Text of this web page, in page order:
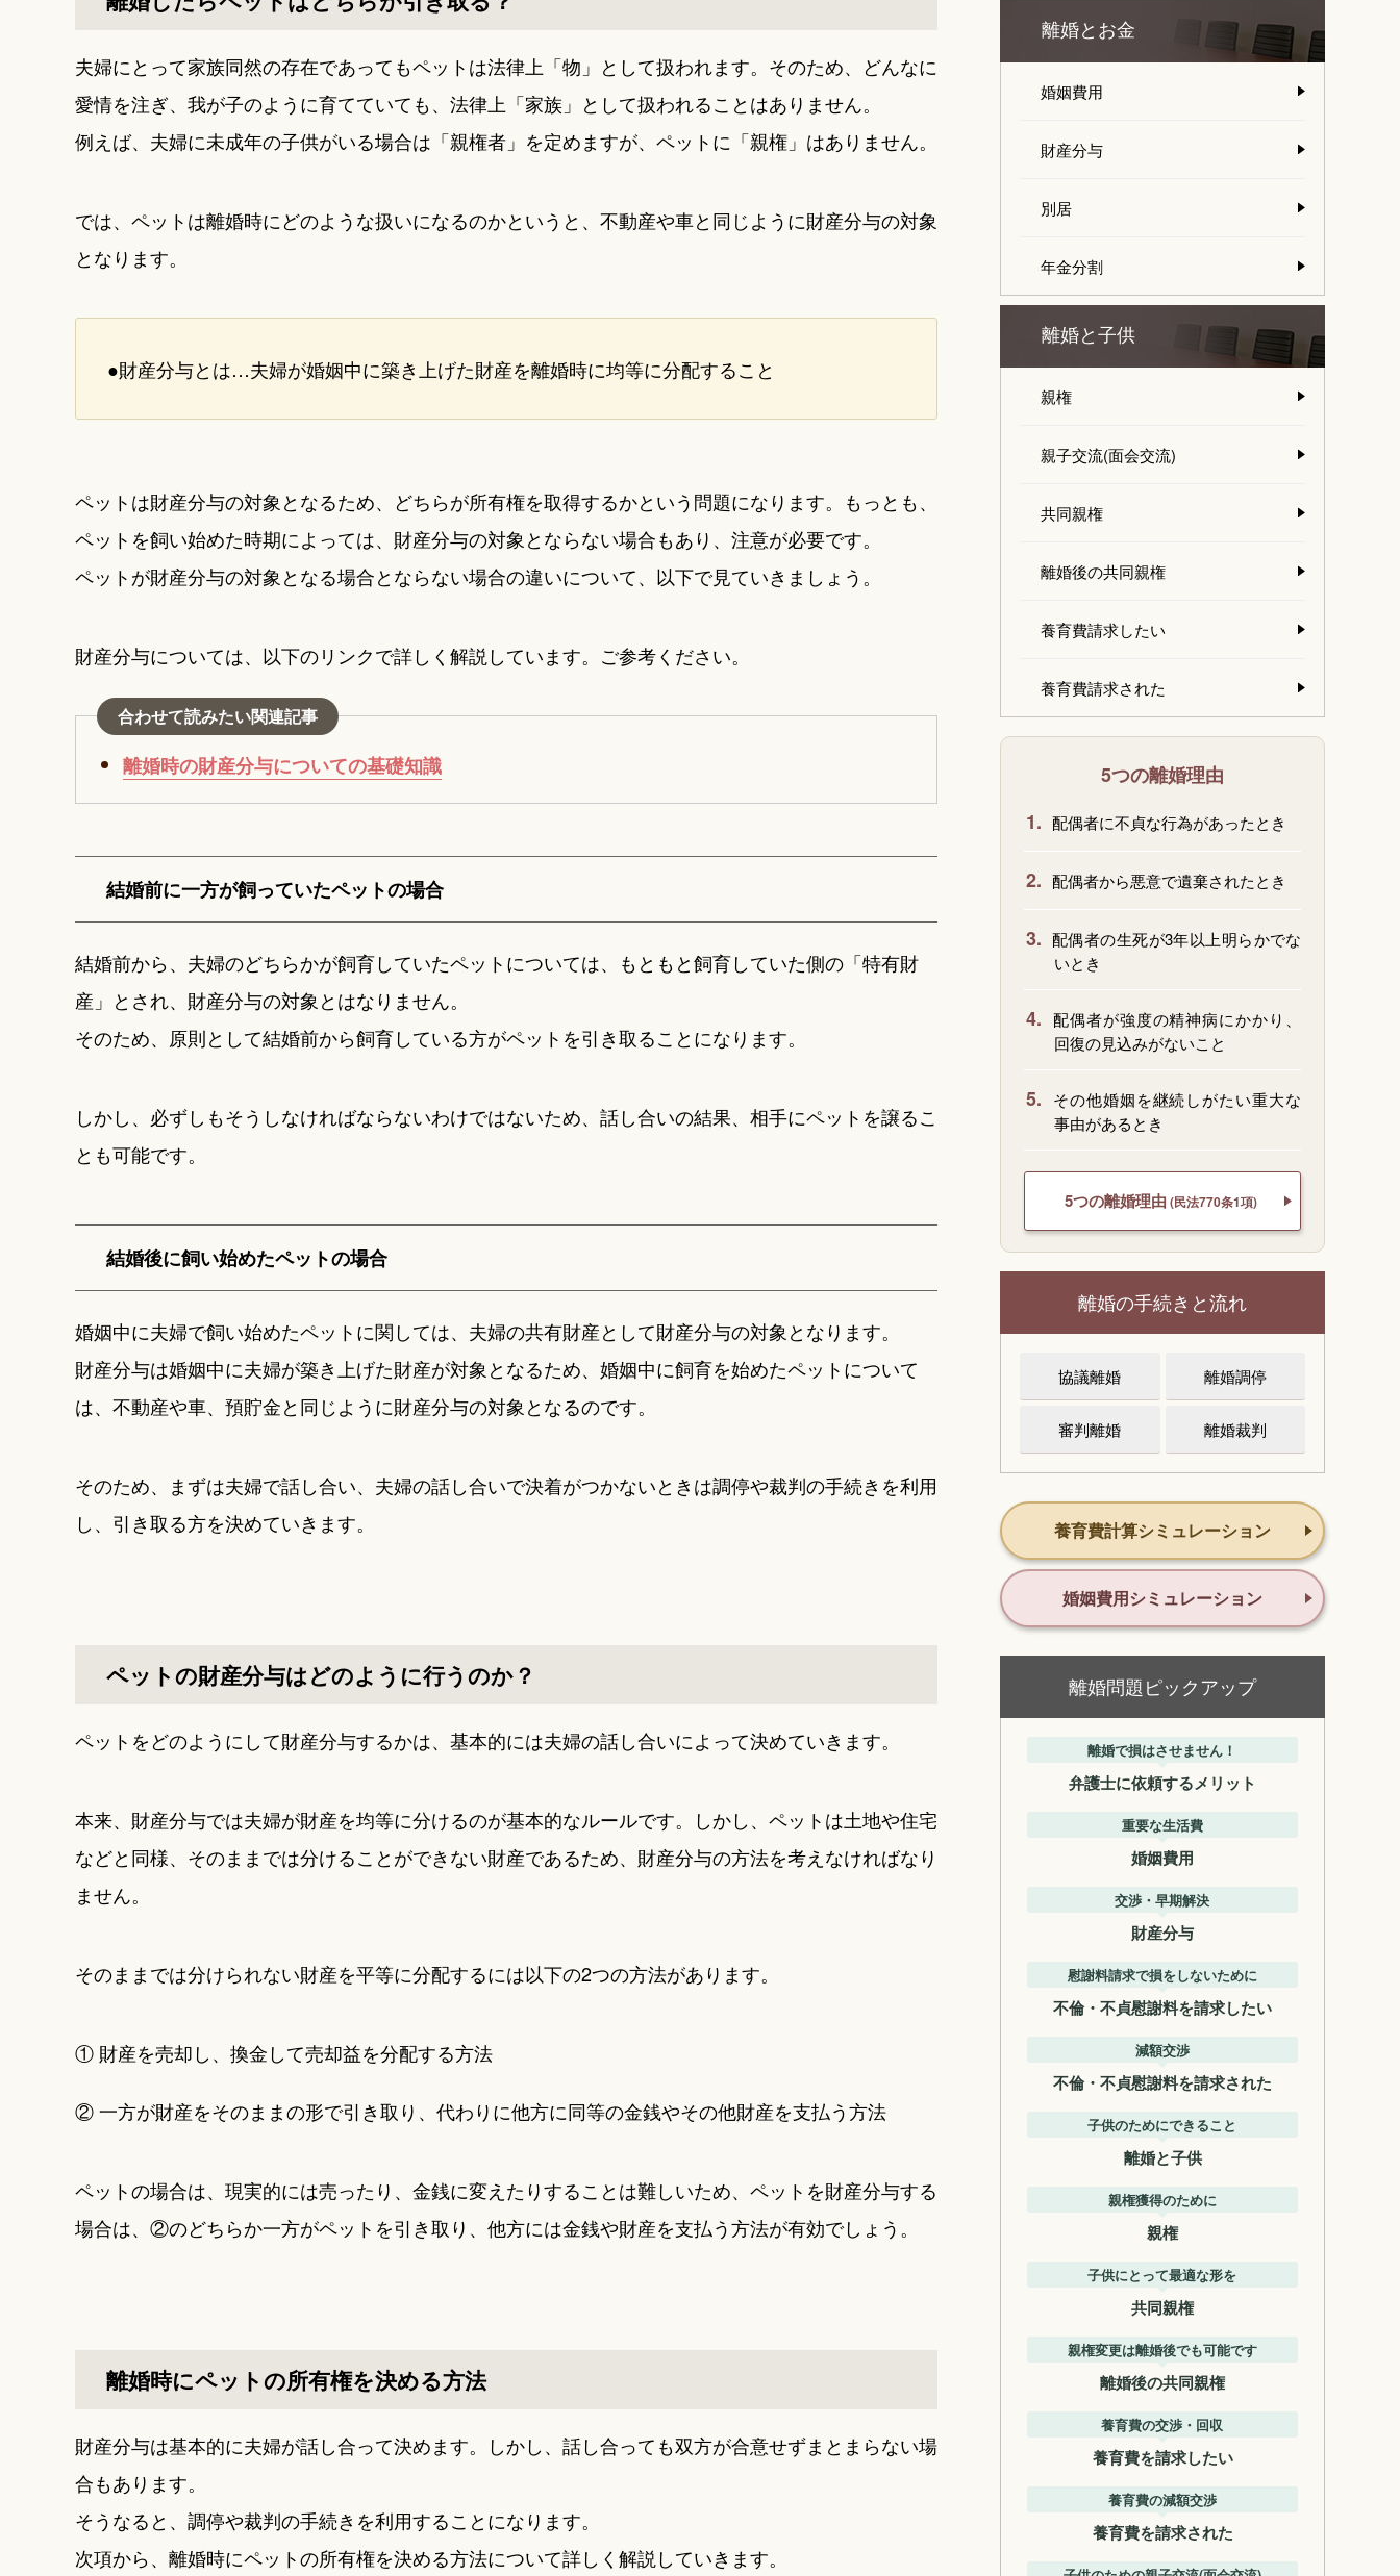
夫婦にとって家族同然の存在であってもペットは法律上「物」として扱われます。そのため、どんなに
愛情を注ぎ、我が子のように育てていても、法律上「家族」として扱われることはありません。
例えば、夫婦に未成年の子供がいる場合は「親権者」を定めますが、ペットに「親権」はありません。
では、ペットは離婚時にどのような扱いになるのかというと、不動産や車と同じように財産分与の対象
となります。
●財産分与とは…夫婦が婚姻中に築き上げた財産を離婚時に均等に分配すること
ペットは財産分与の対象となるため、どちらが所有権を取得するかという問題になります。もっとも、
ペットを飼い始めた時期によっては、財産分与の対象とならない場合もあり、注意が必要です。
ペットが財産分与の対象となる場合とならない場合の違いについて、以下で見ていきましょう。
財産分与については、以下のリンクで詳しく解説しています。ご参考ください。
合わせて読みたい関連記事
離婚時の財産分与についての基礎知識
結婚前に一方が飼っていたペットの場合
結婚前から、夫婦のどちらかが飼育していたペットについては、もともと飼育していた側の「特有財
産」とされ、財産分与の対象とはなりません。
そのため、原則として結婚前から飼育している方がペットを引き取ることになります。
しかし、必ずしもそうしなければならないわけではないため、話し合いの結果、相手にペットを譲るこ
とも可能です。
結婚後に飼い始めたペットの場合
婚姻中に夫婦で飼い始めたペットに関しては、夫婦の共有財産として財産分与の対象となります。
財産分与は婚姻中に夫婦が築き上げた財産が対象となるため、婚姻中に飼育を始めたペットについて
は、不動産や車、預貯金と同じように財産分与の対象となるのです。
そのため、まずは夫婦で話し合い、夫婦の話し合いで決着がつかないときは調停や裁判の手続きを利用
し、引き取る方を決めていきます。
ペットの財産分与はどのように行うのか？
ペットをどのようにして財産分与するかは、基本的には夫婦の話し合いによって決めていきます。
本来、財産分与では夫婦が財産を均等に分けるのが基本的なルールです。しかし、ペットは土地や住宅
などと同様、そのままでは分けることができない財産であるため、財産分与の方法を考えなければなり
ません。
そのままでは分けられない財産を平等に分配するには以下の2つの方法があります。
① 財産を売却し、換金して売却益を分配する方法
② 一方が財産をそのままの形で引き取り、代わりに他方に同等の金銭やその他財産を支払う方法
ペットの場合は、現実的には売ったり、金銭に変えたりすることは難しいため、ペットを財産分与する
場合は、②のどちらか一方がペットを引き取り、他方には金銭や財産を支払う方法が有効でしょう。
離婚時にペットの所有権を決める方法
財産分与は基本的に夫婦が話し合って決めます。しかし、話し合っても双方が合意せずまとまらない場
合もあります。
そうなると、調停や裁判の手続きを利用することになります。
次項から、離婚時にペットの所有権を決める方法について詳しく解説していきます。
離婚とお金
婚姻費用
財産分与
別居
年金分割
離婚と子供
親権
親子交流(面会交流)
共同親権
離婚後の共同親権
養育費請求したい
養育費請求された
5つの離婚理由
1. 配偶者に不貞な行為があったとき
2. 配偶者から悪意で遺棄されたとき
3. 配偶者の生死が3年以上明らかでな
いとき
4. 配偶者が強度の精神病にかかり、
回復の見込みがないこと
5.
その他婚姻を継続しがたい重大な
事由があるとき
5つの離婚理由 (民法770条1項)
離婚の手続きと流れ
協議離婚 離婚調停
審判離婚 離婚裁判
養育費計算シミュレーション
婚姻費用シミュレーション
離婚問題ピックアップ
離婚で損はさせません！
弁護士に依頼するメリット
重要な生活費
婚姻費用
交渉・早期解決
財産分与
慰謝料請求で損をしないために
不倫・不貞慰謝料を請求したい
減額交渉
不倫・不貞慰謝料を請求された
子供のためにできること
離婚と子供
親権獲得のために
親権
子供にとって最適な形を
共同親権
親権変更は離婚後でも可能です
離婚後の共同親権
養育費の交渉・回収
養育費を請求したい
養育費の減額交渉
養育費を請求された